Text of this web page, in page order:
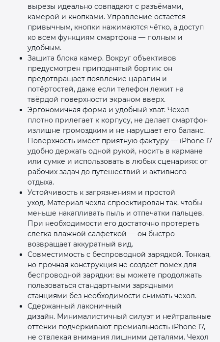
вырезы идеально совпадают с разъёмами,
камерой и кнопками. Управление остаётся
привычным, кнопки нажимаются чётко, а доступ
ко всем функциям смартфона — полным и
удобным.
Защита блока камер. Вокруг объективов
предусмотрен приподнятый бортик: он
предотвращает появление царапин и
потёртостей, даже если телефон лежит на
твёрдой поверхности экраном вверх.
Эргономичная форма и удобный хват. Чехол
плотно прилегает к корпусу, не делает смартфон
излишне громоздким и не нарушает его баланс.
Поверхность имеет приятную фактуру — iPhone 17
удобно держать одной рукой, носить в кармане
или сумке и использовать в любых сценариях: от
рабочих задач до путешествий и активного
отдыха.
Устойчивость к загрязнениям и простой
уход. Материал чехла спроектирован так, чтобы
меньше накапливать пыль и отпечатки пальцев.
При необходимости его достаточно протереть
слегка влажной салфеткой — он быстро
возвращает аккуратный вид.
Совместимость с беспроводной зарядкой. Тонкая,
но прочная конструкция не создаёт помех для
беспроводной зарядки: вы можете продолжать
пользоваться стандартными зарядными
станциями без необходимости снимать чехол.
Сдержанный лаконичный
дизайн. Минималистичный силуэт и нейтральные
оттенки подчёркивают премиальность iPhone 17,
не отвлекая внимания лишними деталями. Чехол